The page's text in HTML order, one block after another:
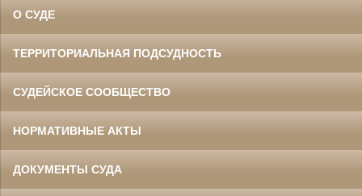
О СУДЕ
ТЕРРИТОРИАЛЬНАЯ ПОДСУДНОСТЬ
СУДЕЙСКОЕ СООБЩЕСТВО
НОРМАТИВНЫЕ АКТЫ
ДОКУМЕНТЫ СУДА